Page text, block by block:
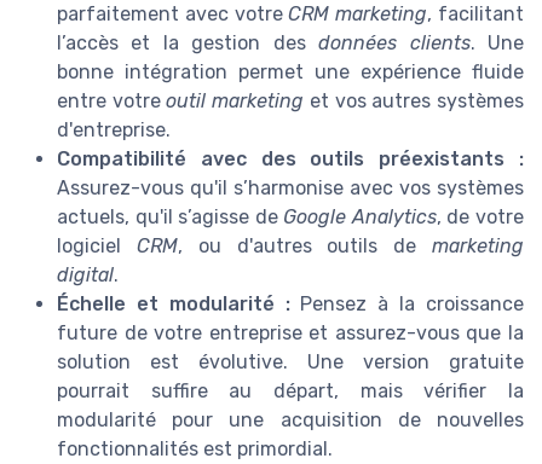
parfaitement avec votreCRM marketing, facilitant
l’accès et la gestion desdonnées clients. Une
bonne intégration permet une expérience fluide
entre votreoutil marketing et vos autres systèmes
d'entreprise.
Compatibilité avec des outils préexistants :
Assurez-vous qu'il s’harmonise avec vos systèmes
actuels, qu'il s’agisse de Google Analytics, de votre
logiciel CRM, ou d'autres outils demarketing
digital.
Échelle et modularité :Pensez à la croissance
future de votre entreprise et assurez-vous que la
solution est évolutive. Une version gratuite
pourrait suffire au départ, mais vérifier la
modularité pour une acquisition de nouvelles
fonctionnalités est primordial.